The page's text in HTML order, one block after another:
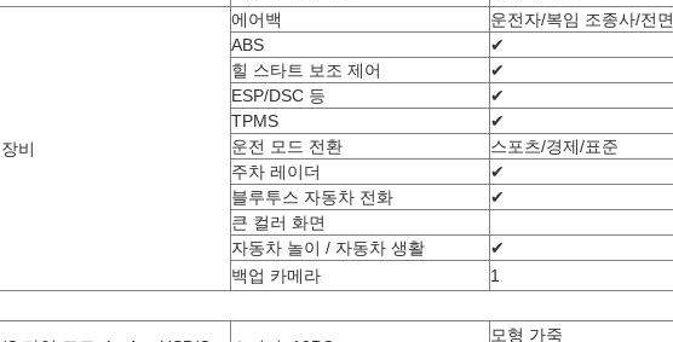
비
에어백
운전자/복임 조종사/전면
ABS
✔
힐 스타트 보조 제어
✔
ESP/DSC 등
✔
TPMS
✔
운전 모드 전환
스포츠/경제/표준
주차 레이더
✔
블루투스 자동차 전화
✔
큰 컬러 화면
자동차 놀이 / 자동차 생활
✔
백업 카메라
1
모형 가죽